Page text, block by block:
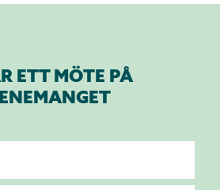
ETT MÖTE PÅ